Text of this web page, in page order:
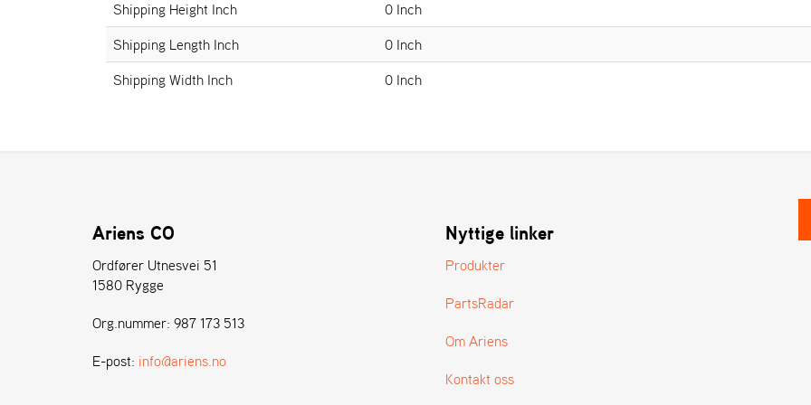
Shipping Height Inch
0 Inch
Shipping Length Inch
0 Inch
Shipping Width Inch
0 Inch
Ariens CO
Ordfører Utnesvei 51
1580 Rygge
Org.nummer: 987 173 513
E-post: info@ariens.no
Nyttige linker
Produkter
PartsRadar
Om Ariens
Kontakt oss